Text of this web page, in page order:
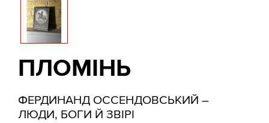
ПЛОМІНЬ
ФЕРДИНАНД ОССЕНДОВСЬКИЙ –
ЛЮДИ, БОГИ Й ЗВІРІ